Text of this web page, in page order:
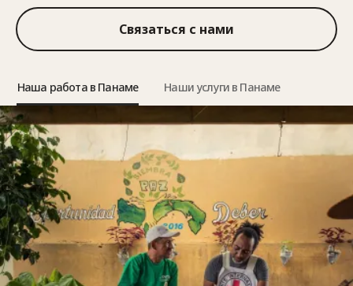
Связаться с нами
Наша работа в Панаме Наши услуги в Панаме